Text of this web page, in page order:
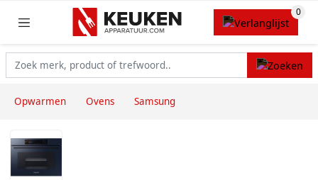
Opwarmen Ovens Samsung